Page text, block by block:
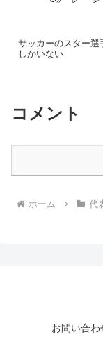
サッカーのスター選
しかいない
コメント
ホーム 代
お問い合わ